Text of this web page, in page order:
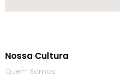
Nossa Cultura
Quem Somos